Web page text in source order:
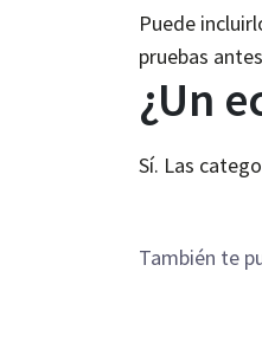
Puede
pruebas
¿Un
Sí. Las
También te